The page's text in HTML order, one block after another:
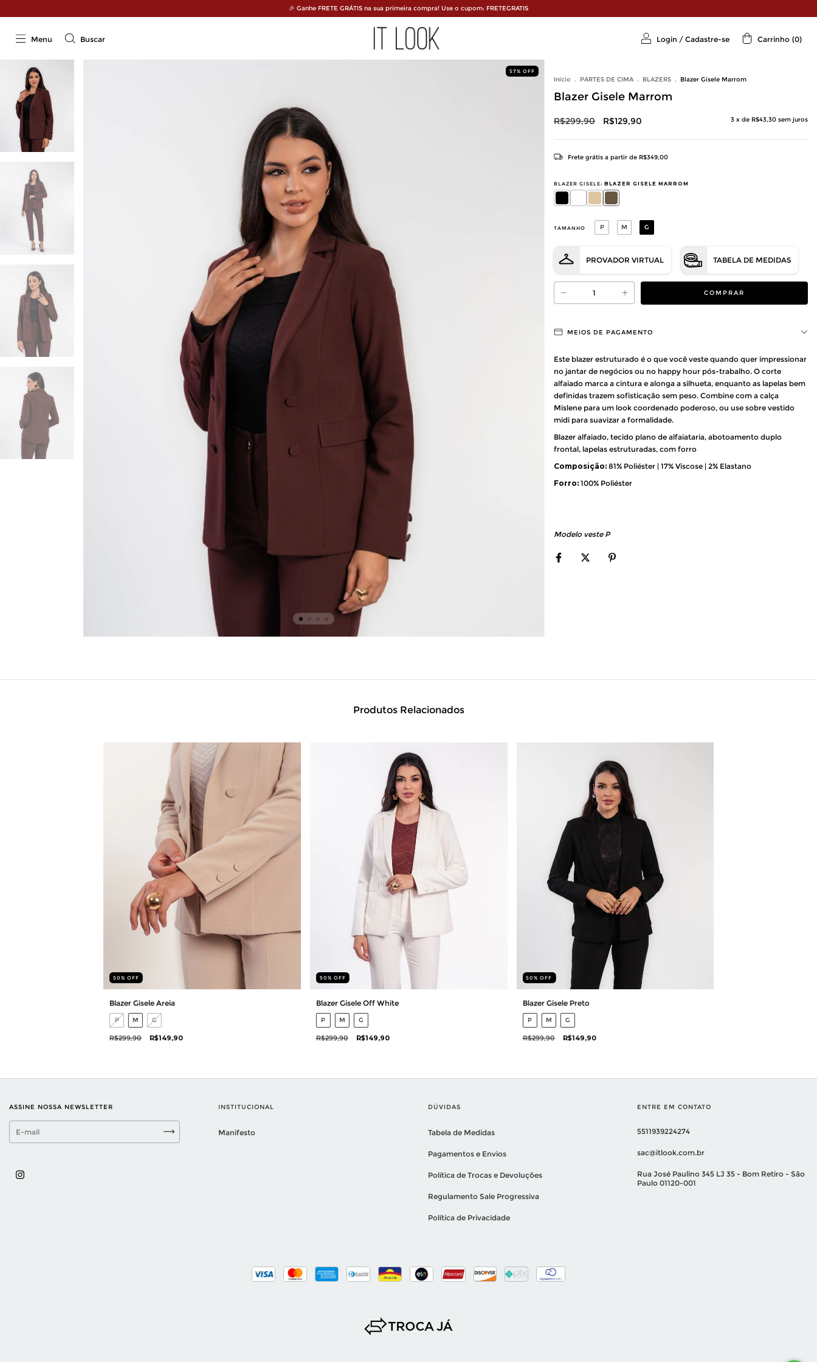
🎉 Ganhe FRETE GRÁTIS na sua primeira compra! Use o cupom: FRETEGRATIS
Menu Buscar Login / Cadastre-se Carrinho (0)
57% OFF
Início . PARTES DE CIMA . BLAZERS . Blazer Gisele Marrom
Blazer Gisele Marrom
R$299,90 R$129,90 3 x de R$43,30 sem juros
Frete grátis a partir de R$349,00
BLAZER GISELE: BLAZER GISELE MARROM
TAMANHO P M G
PROVADOR VIRTUAL TABELA DE MEDIDAS
MEIOS DE PAGAMENTO
Este blazer estruturado é o que você veste quando quer impressionar
no jantar de negócios ou no happy hour pós-trabalho. O corte
alfaiado marca a cintura e alonga a silhueta, enquanto as lapelas bem
definidas trazem sofisticação sem peso. Combine com a calça
Mislene para um look coordenado poderoso, ou use sobre vestido
midi para suavizar a formalidade.
Blazer alfaiado, tecido plano de alfaiataria, abotoamento duplo
frontal, lapelas estruturadas, com forro
Composição: 81% Poliéster | 17% Viscose | 2% Elastano
Forro: 100% Poliéster
Modelo veste P
Produtos Relacionados
50 % OFF
Blazer Gisele Areia
P M G
R$299,90 R$149,90
50 % OFF
Blazer Gisele Off White
P M G
R$299,90 R$149,90
50%OFF
Blazer Gisele Preto
P M G
R$299,90 R$149,90
ASSINE NOSSA NEWSLETTER INSTITUCIONAL
Manifesto
DÚVIDAS
Tabela de Medidas
Pagamentos e Envios
Política de Trocas e Devoluções
Regulamento Sale Progressiva
Política de Privacidade
ENTRE EM CONTATO
5511939224274
sac@itlook.com.br
Rua José Paulino 345 LJ 35 - Bom Retiro - São
Paulo 01120-001